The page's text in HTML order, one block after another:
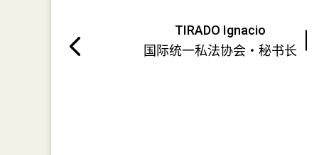
TIRADO Ignacio
国际统一私法协会・秘书长